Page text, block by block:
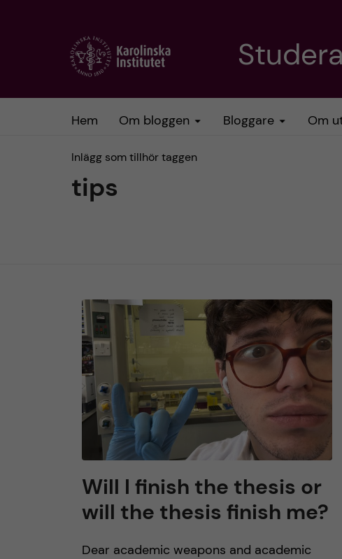
Hem Om bloggen Bloggare Om
Inlägg som tillhör taggen
tips
Will I finish the thesis or
will the thesis finish me?
Dear academic weapons and academic